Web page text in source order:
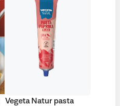
Vegeta Natur pasta